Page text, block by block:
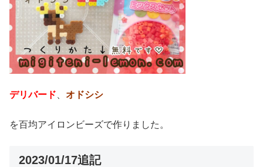
デリバード オドシシ
を百均アイロンビーズで作りました。
2023/01/17追記